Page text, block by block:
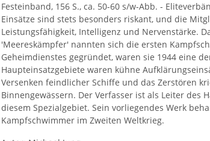
Festeinband, 156 S., ca. 50-60 s/w-Abb. -
Einsätze sind stets besonders riskant, und die
Leistungsfähigkeit, Intelligenz und Nervenstärke.
'Meereskämpfer' nannten sich die ersten
Geheimdienstes gegründet, waren sie 1944 eine
Haupteinsatzgebiete waren kühne
Versenken feindlicher Schiffe und das Zerstören
Binnengewässern. Der Verfasser ist als Leiter des
diesem Spezialgebiet. Sein vorliegendes Werk
Kampfschwimmer im Zweiten Weltkrieg.